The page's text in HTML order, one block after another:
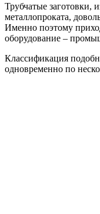
Трубчатые заготовки,
металлопроката,
Именно поэтому
оборудование –
Классификация
одновременно по